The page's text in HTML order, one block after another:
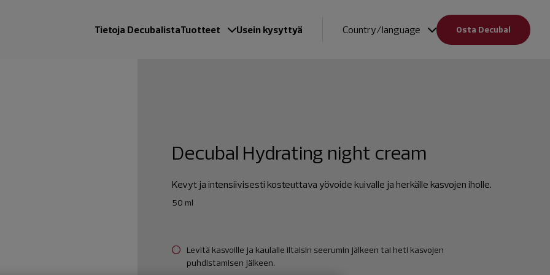
Tietoja DecubalistaTuotteet Usein kysyttyä Country/language Osta Decubal
Decubal Hydrating night cream
Kevyt ja intensiivisesti kosteuttava yövoide kuivalle ja herkälle kasvojen iholle.
50 ml
Levitä kasvoille ja kaulalle iltaisin seerumin jälkeen tai heti kasvojen
puhdistamisen jälkeen.